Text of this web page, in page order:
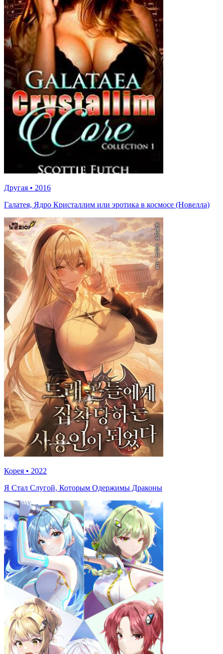
Другая • 2016
Галатея, Ядро Кристаллим или эротика в космосе (Новелла)
Корея • 2022
Я Стал Слугой, Которым Одержимы Драконы